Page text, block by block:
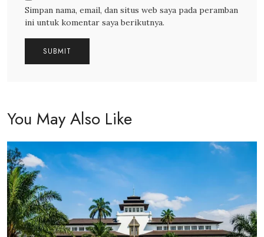
Simpan nama, email, dan situs web saya pada peramban
ini untuk komentar saya berikutnya.
You May Also Like